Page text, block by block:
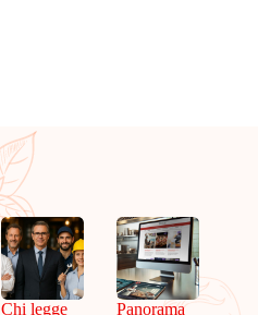
Chi legge
Panorama